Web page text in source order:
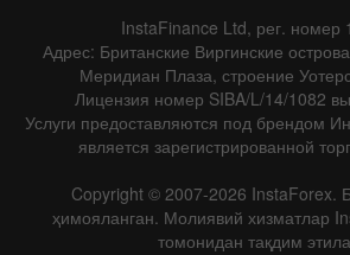
InstaFinance Ltd, рег. номер
Адрес: Британские Виргинские
Меридиан Плаза, строение
Лицензия номер SIBA/L/14/1082
Услуги предоставляются под брендом
является зарегистрированной
Copyright © 2007-2026 InstaForex.
ҳимояланган. Молиявий хизматлар
томонидан тақдим